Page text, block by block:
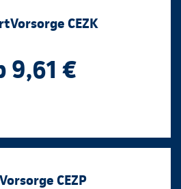
CEZK
9,61 €
CEZP